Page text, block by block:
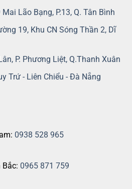
Lão Bạng, P.13, Q. Tân Bình
19, Khu CN Sóng Thần 2, Dĩ
P. Phương Liệt, Q.Thanh Xuân
Trứ - Liên Chiểu - Đà Nẵng
0938 528 965
0965 871 759